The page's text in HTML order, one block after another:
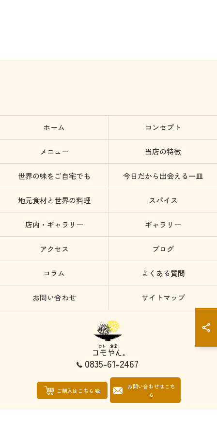
0835-61-2467
ご購入はこちら
お問い合わせはこち
ら
ホーム コンセプト
メニュー 当店の特徴
世界の味をご自宅でも 今日だから出会える一皿
地元食材と世界の料理 スパイス
店内・ギャラリー ギャラリー
アクセス ブログ
コラム よくある質問
お問い合わせ サイトマップ
© 2026 山口県防府市のカレーならカレー食堂コモやん ALL RIGHTS RESERVED.